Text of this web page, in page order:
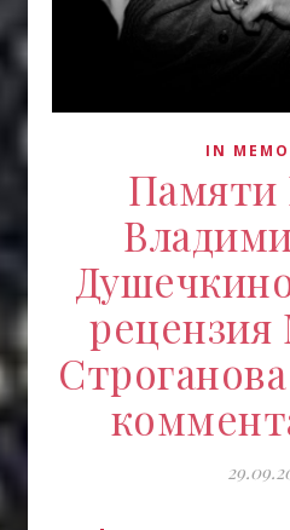
IN
Памяти